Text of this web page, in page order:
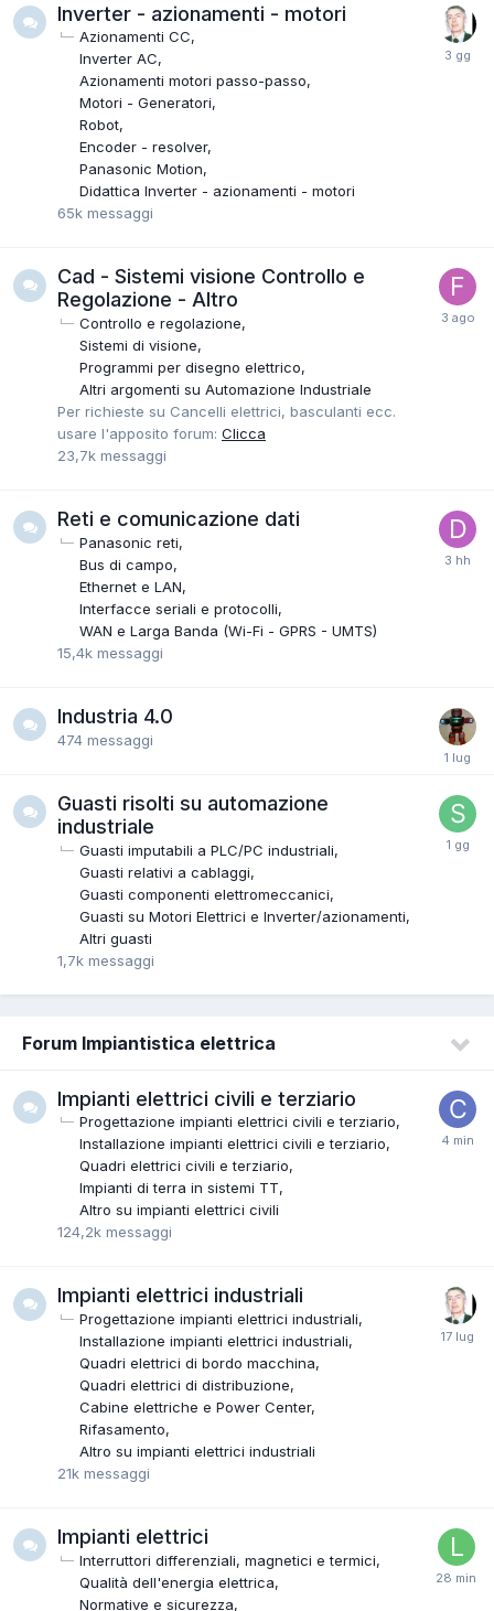
Inverter - azionamenti - motori
Azionamenti CC
Inverter AC
Azionamenti motori passo-passo
Motori - Generatori
Robot
Encoder - resolver
Panasonic Motion
Didattica Inverter - azionamenti - motori
65k messaggi
Cad - Sistemi visione Controllo e
Regolazione - Altro
Controllo e regolazione
Sistemi di visione
Programmi per disegno elettrico
Altri argomenti su Automazione Industriale
Per richieste su Cancelli elettrici, basculanti ecc.
usare l'apposito forum: Clicca
23,7k messaggi
Reti e comunicazione dati
Panasonic reti
Bus di campo
Ethernet e LAN
Interfacce seriali e protocolli
WAN e Larga Banda (Wi-Fi - GPRS - UMTS)
15,4k messaggi
Industria 4.0
474 messaggi
Guasti risolti su automazione
industriale
Guasti imputabili a PLC/PC industriali
Guasti relativi a cablaggi
Guasti componenti elettromeccanici
Guasti su Motori Elettrici e Inverter/azionamenti
Altri guasti
1,7k messaggi
Forum Impiantistica elettrica
Impianti elettrici civili e terziario
Progettazione impianti elettrici civili e terziario
Installazione impianti elettrici civili e terziario
Quadri elettrici civili e terziario
Impianti di terra in sistemi TT
Altro su impianti elettrici civili
124,2k messaggi
Impianti elettrici industriali
Progettazione impianti elettrici industriali
Installazione impianti elettrici industriali
Quadri elettrici di bordo macchina
Quadri elettrici di distribuzione
Cabine elettriche e Power Center
Rifasamento
Altro su impianti elettrici industriali
21k messaggi
Impianti elettrici
Interruttori differenziali, magnetici e termici
Qualità dell'energia elettrica
Normative e sicurezza